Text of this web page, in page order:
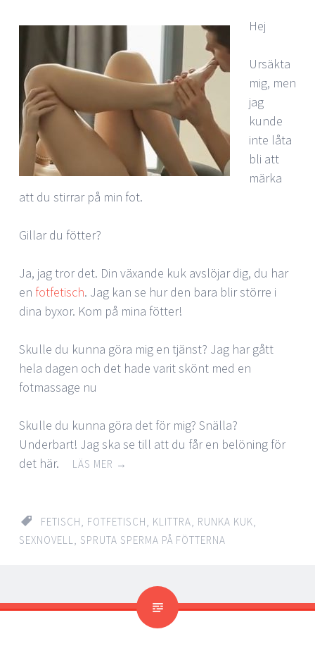
Hej
Ursäkta
mig, men
jag
kunde
inte låta
bli att
märka
att du stirrar på min fot.
Gillar du fötter?
Ja, jag tror det. Din växande kuk avslöjar dig, du har
en fotfetisch. Jag kan se hur den bara blir större i
dina byxor. Kom på mina fötter!
Skulle du kunna göra mig en tjänst? Jag har gått
hela dagen och det hade varit skönt med en
fotmassage nu
Skulle du kunna göra det för mig? Snälla?
Underbart! Jag ska se till att du får en belöning för
det här.
LÄS MER →
FETISCH FOTFETISCH KLITTRA RUNKA KUK
SEXNOVELL
SPRUTA SPERMA PÅ FÖTTERNA